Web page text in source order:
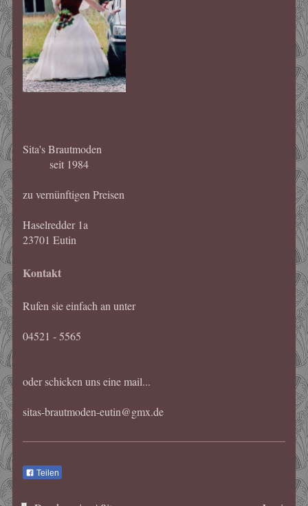
Sita's Brautmoden
seit 1984
zu vernünftigen Preisen
Haselredder 1a
23701 Eutin
Kontakt
Rufen sie einfach an unter
04521 - 5565
oder schicken uns eine mail...
sitas-brautmoden-eutin@gmx.de
Teilen